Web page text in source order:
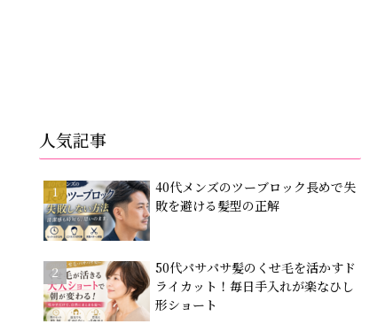
人気記事
40代メンズのツーブロック長めで失
敗を避ける髪型の正解
50代パサパサ髪のくせ毛を活かすド
ライカット！毎日手入れが楽なひし
形ショート